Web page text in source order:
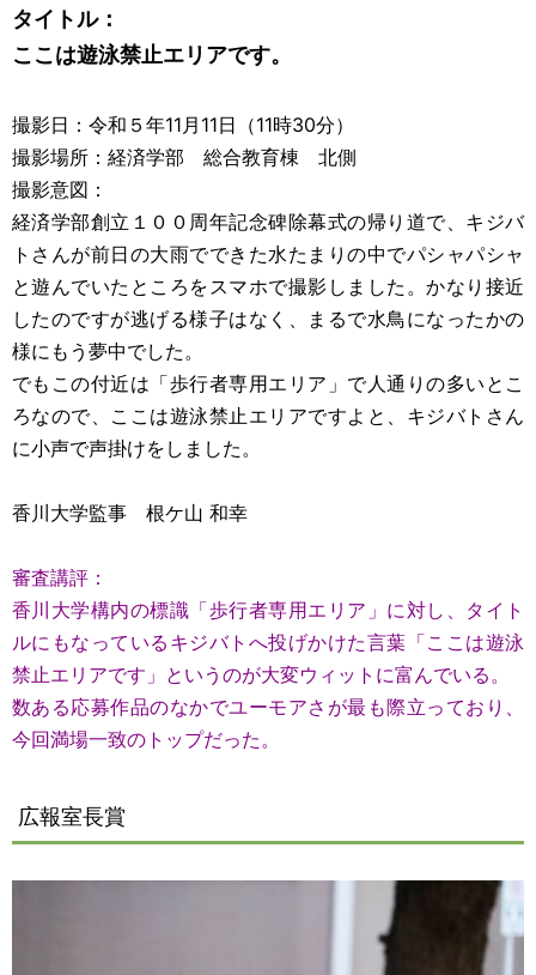
タイトル：
ここは遊泳禁止エリアです。
撮影日：令和５年11月11日（11時30分）
撮影場所：経済学部 総合教育棟 北側
撮影意図：
経済学部創立１００周年記念碑除幕式の帰り道で、キジバ
トさんが前日の大雨でできた水たまりの中でパシャパシャ
と遊んでいたところをスマホで撮影しました。かなり接近
したのですが逃げる様子はなく、まるで水鳥になったかの
様にもう夢中でした。
でもこの付近は「歩行者専用エリア」で人通りの多いとこ
ろなので、ここは遊泳禁止エリアですよと、キジバトさん
に小声で声掛けをしました。
香川大学監事 根ケ山 和幸
審査講評：
香川大学構内の標識「歩行者専用エリア」に対し、タイト
ルにもなっているキジバトへ投げかけた言葉「ここは遊泳
禁止エリアです」というのが大変ウィットに富んでいる。
数ある応募作品のなかでユーモアさが最も際立っており、
今回満場一致のトップだった。
広報室長賞